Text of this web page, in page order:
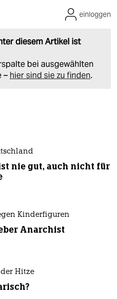
diesem Artikel ist
bei ausgewählten
– hier sind sie zu finden.
einloggen
nie gut, auch nicht für
Kinderfiguren
Anarchist
Hitze